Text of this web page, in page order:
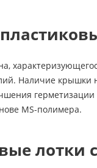
Наличие крышки
MS-полимера.
лотки